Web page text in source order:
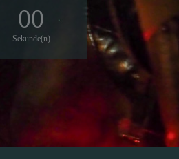
00
Sekunde(n)